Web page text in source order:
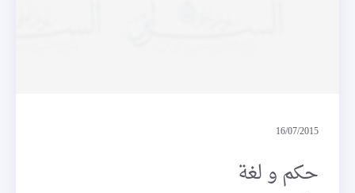
16/07/2015
حكم و لغة